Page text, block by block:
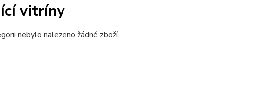
vitríny
nebylo nalezeno žádné zboží.